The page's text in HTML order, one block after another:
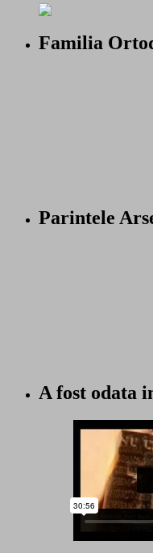
Familia
Parintele
A fost odata